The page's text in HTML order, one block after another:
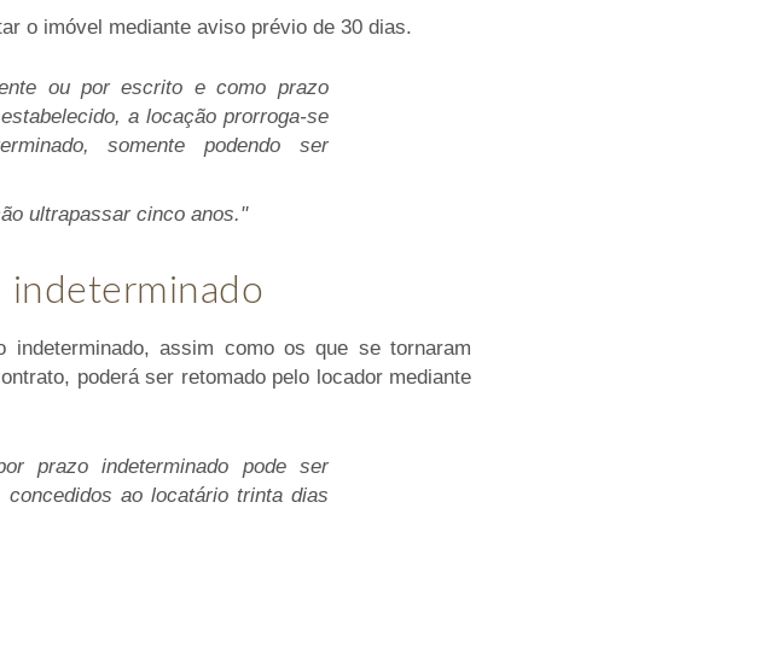
o imóvel mediante aviso prévio de 30 dias.
ou por escrito e como prazo
a locação prorroga-se
somente podendo ser
ultrapassar cinco anos."
indeterminado
assim como os que se tornaram
poderá ser retomado pelo locador mediante
prazo indeterminado pode ser
ao locatário trinta dias